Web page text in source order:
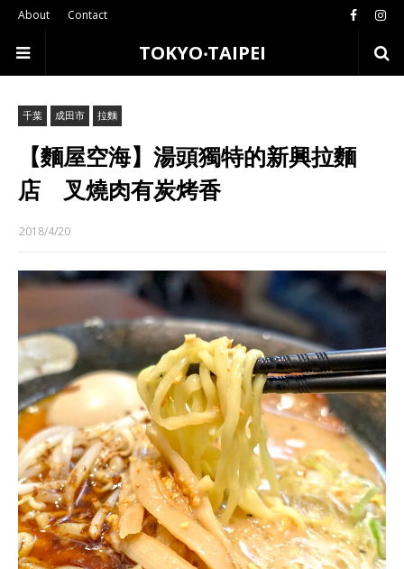
About Contact
TOKYO‧TAIPEI
千葉 成田市 拉麵
【麵屋空海】湯頭獨特的新興拉麵
店 叉燒肉有炭烤香
2018/4/20